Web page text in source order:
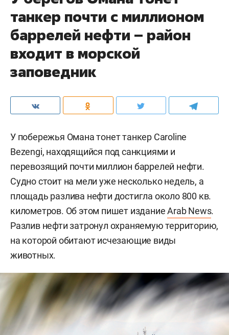
танкер почти с миллионом
баррелей нефти – район
входит в морской
заповедник
У побережья Омана тонет танкер Caroline
Bezengi, находящийся под санкциями и
перевозящий почти миллион баррелей нефти.
Судно стоит на мели уже несколько недель, а
площадь разлива нефти достигла около 800 кв.
километров. Об этом пишет изданиеArab News.
Разлив нефти затронул охраняемую территорию,
на которой обитают исчезающие виды
животных.